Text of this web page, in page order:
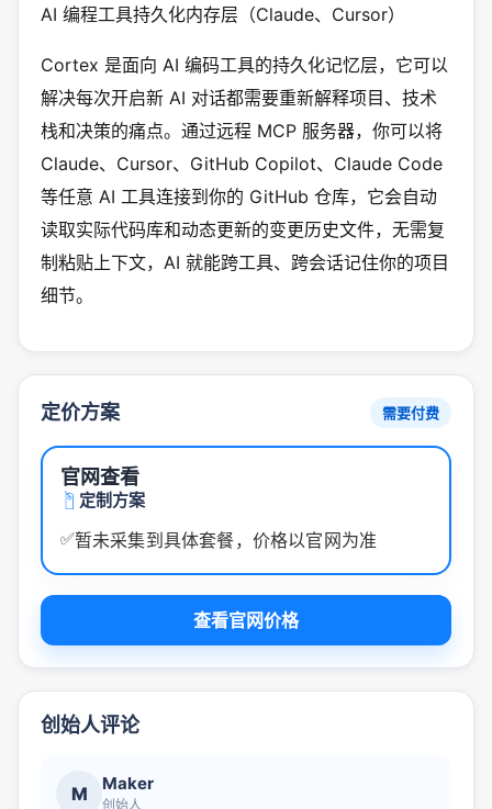
AI 编程工具持久化内存层（Claude、Cursor）
Cortex 是面向 AI 编码工具的持久化记忆层，它可以
解决每次开启新 AI 对话都需要重新解释项目、技术
栈和决策的痛点。通过远程 MCP 服务器，你可以将
Claude、Cursor、GitHub Copilot、Claude Code
等任意 AI 工具连接到你的 GitHub 仓库，它会自动
读取实际代码库和动态更新的变更历史文件，无需复
制粘贴上下文，AI 就能跨工具、跨会话记住你的项目
细节。
定价方案 需要付费
官网查看
定制方案
✅暂未采集到具体套餐，价格以官网为准
查看官网价格
创始人评论
M Maker
创始人